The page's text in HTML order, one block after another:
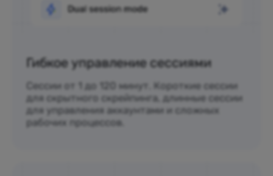
Гибкое управление сессиями
Сессии от 1 до 120 минут. Короткие сессии
для скрытного скрейпинга, длинные сессии
для управления аккаунтами и сложных
рабочих процессов.